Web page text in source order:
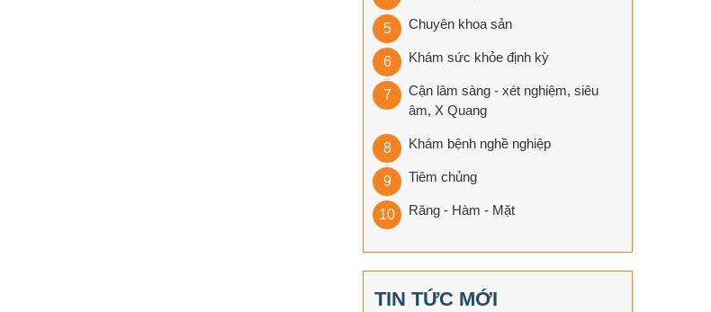
Chuyên khoa sản
Khám sức khỏe định kỳ
Cận lâm sàng - xét nghiệm, siêu
âm, X Quang
Khám bệnh nghề nghiệp
Tiêm chủng
Răng - Hàm - Mặt
TIN TỨC MỚI